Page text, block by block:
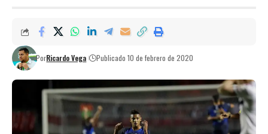
PorRicardo Vega Publicado 10 de febrero de 2020